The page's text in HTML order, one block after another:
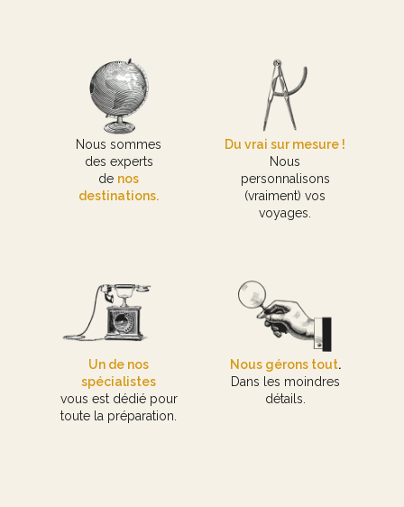
Nous sommes
des experts
de nos
destinations.
Du vrai sur mesure !
Nous
personnalisons
(vraiment) vos
voyages.
Un de nos
spécialistes
vous est dédié pour
toute la préparation.
Nous gérons tout.
Dans les moindres
détails.